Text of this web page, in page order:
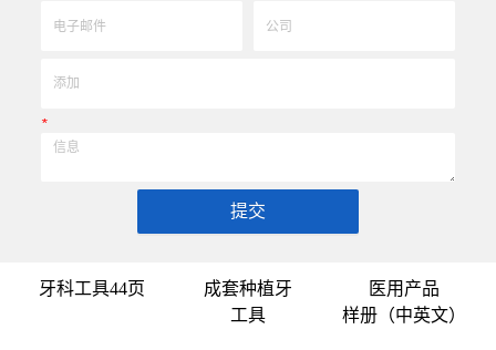
*
提交
牙科工具44页
成套种植牙
工具
医用产品
样册（中英文）